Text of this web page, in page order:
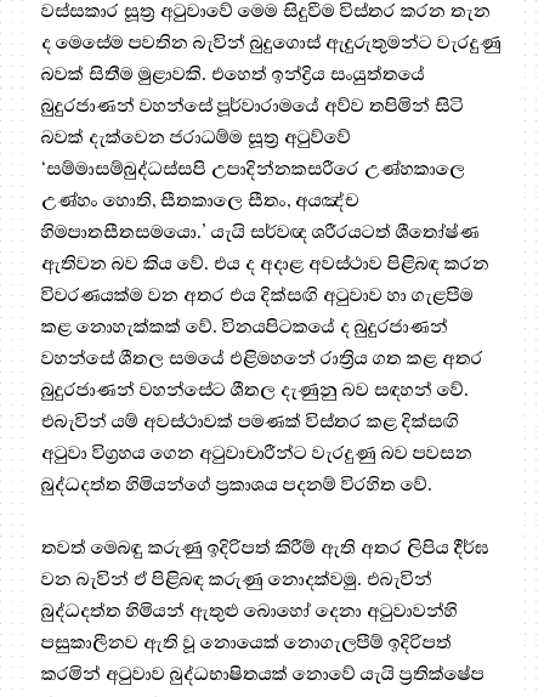
වස්සකාර සූත්‍ර අටුවාවේ මෙම සිදුවීම විස්තර කරන තැන
ද මෙසේම පවතින බැවින් බුදුගොස් ඇදුරුතුමන්ට වැරදුණු
බවක් සිතීම මුළාවකි. එහෙත් ඉන්ද්‍රිය සංයුත්තයේ
බුදුරජාණන් වහන්සේ පූර්වාරාමයේ අව්ව තපිමින් සිටි
බවක් දැක්වෙන ජරාධම්ම සූත්‍ර අටුව්වේ
‘සම්‌මාසම්‌බුද්‌ධස්‌සපි උපාදින්‌නකසරීරෙ උණ්‌හකාලෙ
උණ්‌හං හොති, සීතකාලෙ සීතං, අයඤ්‌ච
හිමපාතසීතසමයො.’ යැයි සර්වඥ ශරීරයටත් ශීතෝෂ්ණ
ඇතිවන බව කිය වේ. එය ද අදාළ අවස්ථාව පිළිබඳ කරන
විවරණයක්ම වන අතර එය දික්සඟි අටුවාව හා ගැළපීම
කළ නොහැක්කක් වේ. විනයපිටකයේ ද බුදුරජාණන්
වහන්සේ ශීතල සමයේ එළිමහනේ රාත්‍රිය ගත කළ අතර
බුදුරජාණන් වහන්සේට ශීතල දැණුනු බව සඳහන් වේ.
එබැවින් යම් අවස්ථාවක් පමණක් විස්තර කළ දික්සඟි
අටුවා විග්‍රහය ගෙන අටුවාචාරීන්ට වැරදුණු බව පවසන
බුද්ධදත්ත හිමියන්ගේ ප්‍රකාශය පදනම් විරහිත වේ.
තවත් මෙබඳු කරුණු ඉදිරිපත් කිරීම් ඇති අතර ලිපිය දීර්ඝ
වන බැවින් ඒ පිළිබඳ කරුණු නොදක්වමු. එබැවින්
බුද්ධදත්ත හිමියන් ඇතුළු බොහෝ දෙනා අටුවාවන්හි
පසුකාලීනව ඇති වූ නොයෙක් නොගැලපීම් ඉදිරිපත්
කරමින් අටුවාව බුද්ධභාෂිතයක් නොවේ යැයි ප්‍රතික්ෂේප